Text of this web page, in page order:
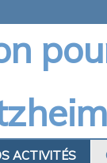
ACTIVITÉS